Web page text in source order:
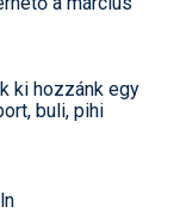
ki hozzánk egy
buli, pihi